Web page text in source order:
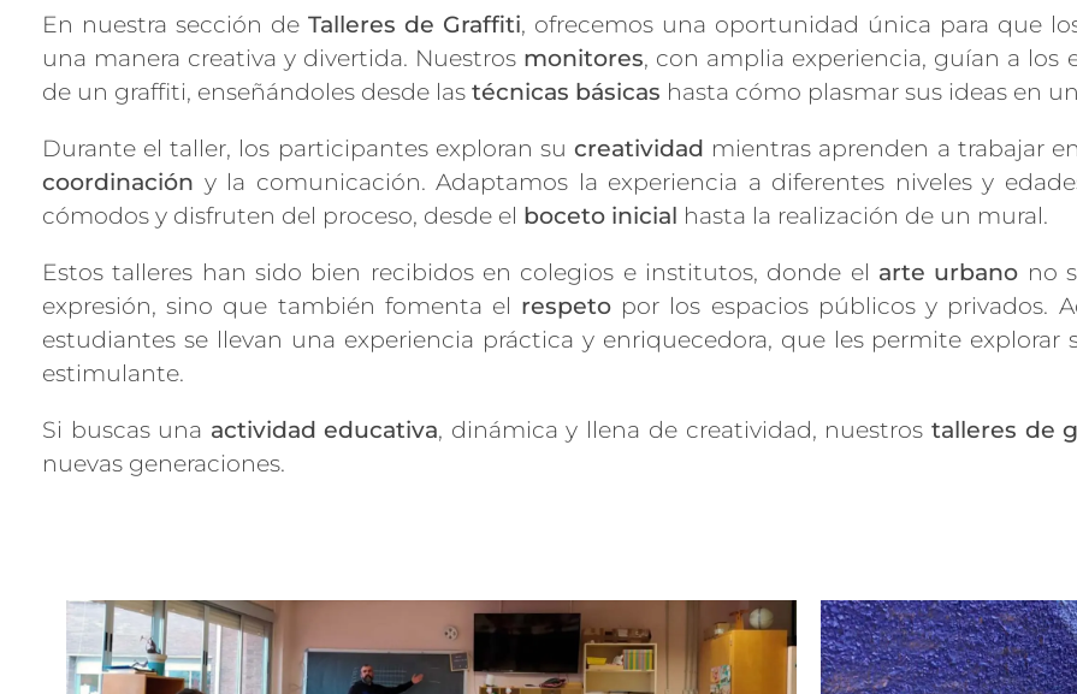
En nuestra sección de Talleres de Graffiti, ofrecemos una oportunidad única para que
una manera creativa y divertida. Nuestros monitores, con amplia experiencia, guían a los
de un graffiti, enseñándoles desde las técnicas básicas hasta cómo plasmar sus ideas en
Durante el taller, los participantes exploran su creatividad mientras aprenden a trabajar
coordinación y la comunicación. Adaptamos la experiencia a diferentes niveles y
cómodos y disfruten del proceso, desde el boceto inicial hasta la realización de un mural.
Estos talleres han sido bien recibidos en colegios e institutos, donde el arte urbano no
expresión, sino que también fomenta el respeto por los espacios públicos y privados.
estudiantes se llevan una experiencia práctica y enriquecedora, que les permite
estimulante.
Si buscas una actividad educativa, dinámica y llena de creatividad, nuestros talleres de
nuevas generaciones.